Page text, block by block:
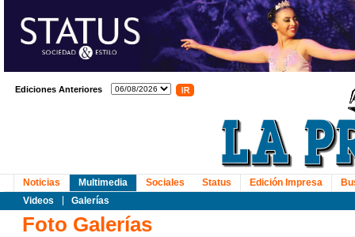
Ediciones Anteriores
Noticias
Multimedia
Videos
Galerías
Sociales Status Edición Impresa
Foto Galerías